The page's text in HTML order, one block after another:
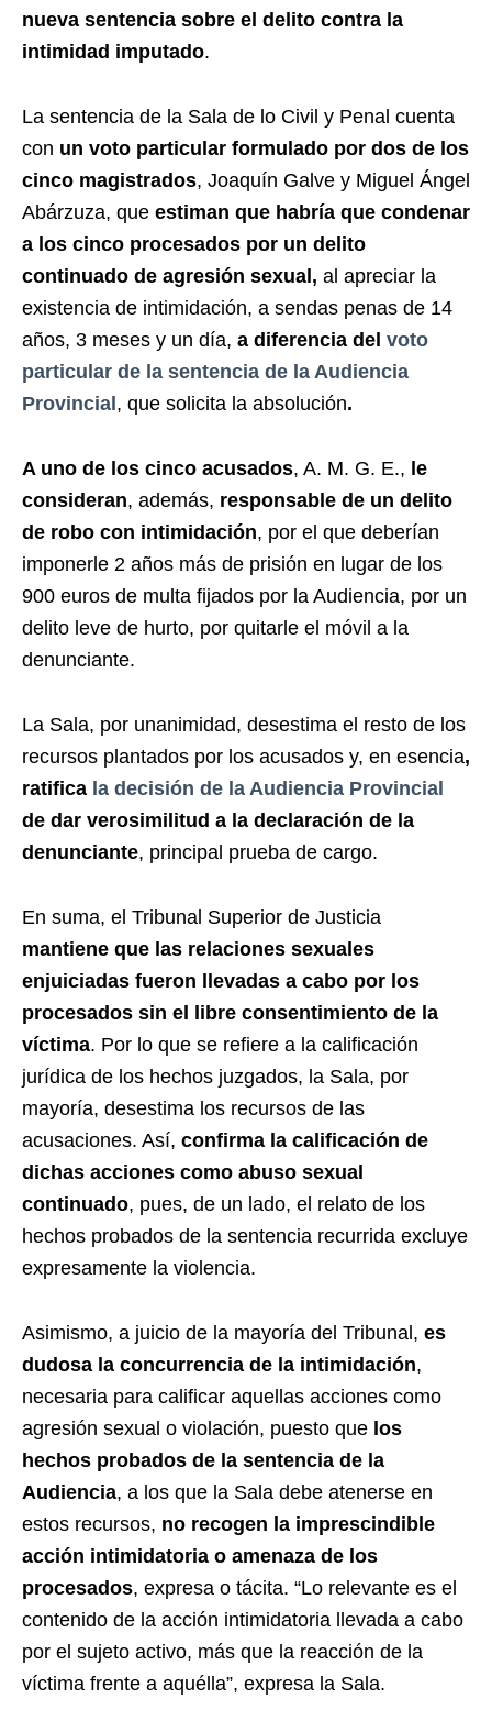
nueva sentencia sobre el delito contra la
intimidad imputado.
La sentencia de la Sala de lo Civil y Penal cuenta
con un voto particular formulado por dos de los
cinco magistrados, Joaquín Galve y Miguel Ángel
Abárzuza, que estiman que habría que condenar
a los cinco procesados por un delito
continuado de agresión sexual, al apreciar la
existencia de intimidación, a sendas penas de 14
años, 3 meses y un día, a diferencia del voto
particular de la sentencia de la Audiencia
Provincial , que solicita la absolución.
A uno de los cinco acusados, A. M. G. E., le
consideran, además, responsable de un delito
de robo con intimidación, por el que deberían
imponerle 2 años más de prisión en lugar de los
900 euros de multa fijados por la Audiencia, por un
delito leve de hurto, por quitarle el móvil a la
denunciante.
La Sala, por unanimidad, desestima el resto de los
recursos plantados por los acusados y, en esencia,
ratifica la decisión de la Audiencia Provincial
de dar verosimilitud a la declaración de la
denunciante, principal prueba de cargo.
En suma, el Tribunal Superior de Justicia
mantiene que las relaciones sexuales
enjuiciadas fueron llevadas a cabo por los
procesados sin el libre consentimiento de la
víctima. Por lo que se refiere a la calificación
jurídica de los hechos juzgados, la Sala, por
mayoría, desestima los recursos de las
acusaciones. Así, confirma la calificación de
dichas acciones como abuso sexual
continuado, pues, de un lado, el relato de los
hechos probados de la sentencia recurrida excluye
expresamente la violencia.
Asimismo, a juicio de la mayoría del Tribunal, es
dudosa la concurrencia de la intimidación,
necesaria para calificar aquellas acciones como
agresión sexual o violación, puesto que los
hechos probados de la sentencia de la
Audiencia, a los que la Sala debe atenerse en
estos recursos, no recogen la imprescindible
acción intimidatoria o amenaza de los
procesados, expresa o tácita. “Lo relevante es el
contenido de la acción intimidatoria llevada a cabo
por el sujeto activo, más que la reacción de la
víctima frente a aquélla”, expresa la Sala.